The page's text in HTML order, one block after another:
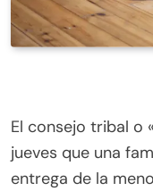
El consejo tribal o
jueves que una
entrega de la